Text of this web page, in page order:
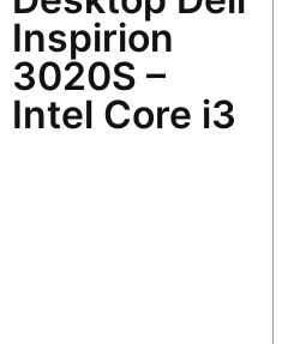
Inspirion
3020S –
Intel Core i3